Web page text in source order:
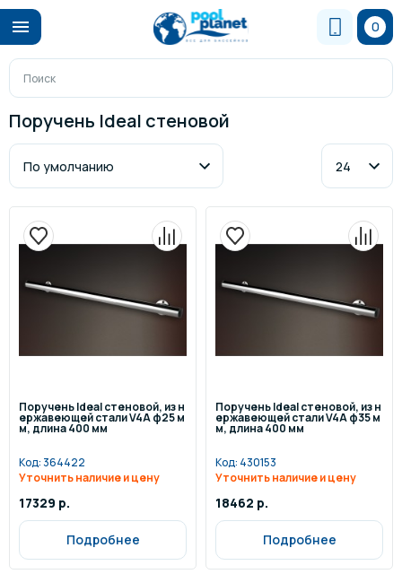
0
Поручень Ideal стеновой
Поручень Ideal стеновой, из н
ержавеющей стали V4A ф25 м
м, длина 400 мм
Код:364422
Уточнить наличие и цену
17329 р.
Подробнее
Поручень Ideal стеновой, из н
ержавеющей стали V4A ф35 м
м, длина 400 мм
Код: 430153
Уточнить наличие и цену
18462 р.
Подробнее